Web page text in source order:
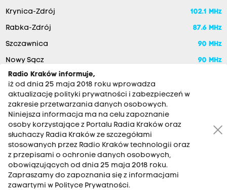
Krynica-Zdrój 102.1 MHz
Rabka-Zdrój 87.6 MHz
Szczawnica 90 MHz
Nowy Sącz 90 MHz
RADIO KRAKÓW SA. Aleja Juliusza Słowackiego 22, 30-007
Kraków
Antena: 12 200 33 33
Radio Kraków informuje,
iż od dnia 25 maja 2018 roku wprowadza
aktualizację polityki prywatności i zabezpieczeń w
zakresie przetwarzania danych osobowych.
Niniejsza informacja ma na celu zapoznanie
osoby korzystające z Portalu Radia Kraków oraz
słuchaczy Radia Kraków ze szczegółami
stosowanych przez Radio Kraków technologii oraz
z przepisami o ochronie danych osobowych,
obowiązujących od dnia 25 maja 2018 roku.
Zapraszamy do zapoznania się z informacjami
zawartymi w Polityce Prywatności.